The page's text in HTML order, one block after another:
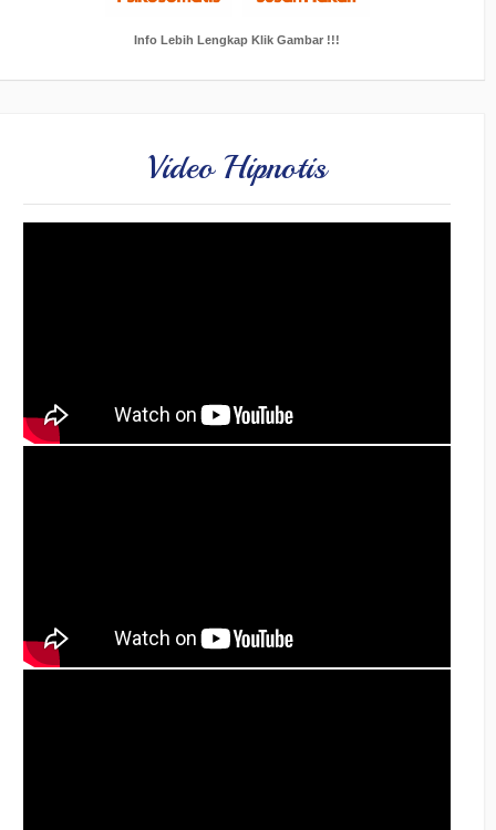
Info Lebih Lengkap Klik Gambar !!!
Video Hipnotis